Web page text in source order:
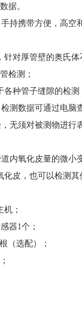
据。
持携带方便，高空
针对厚管壁的奥氏体
检测；
种管子缝隙的检测
测数据可通过电脑
无须对被测物进行
内氧化皮量的微小
化皮，也可以检测其
；
器1个；
（选配）；